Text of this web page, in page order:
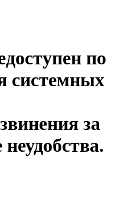
по
системных
за